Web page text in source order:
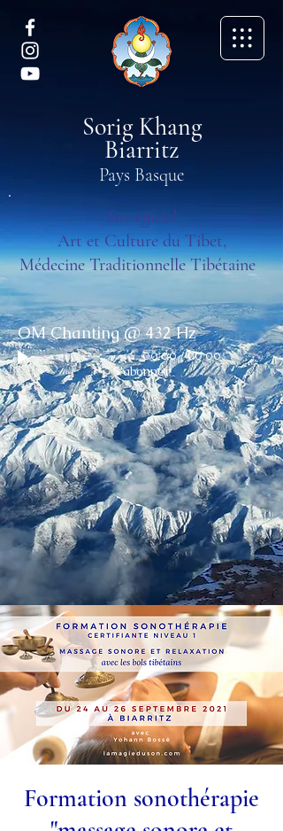
Sorig Khang
Biarritz
Pays Basque
S'abonner
OM Chanting @ 432 Hz
00:00/00:00
Site officiel
Art et Culture du Tibet,
Médecine Traditionnelle Tibétaine
Formation sonothérapie